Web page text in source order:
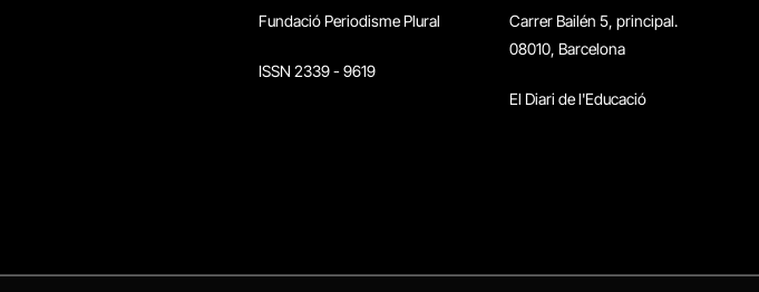
Fundació Periodisme Plural
ISSN 2339 - 9619
Carrer Bailén 5, principal.
08010, Barcelona
El Diari de l'Educació